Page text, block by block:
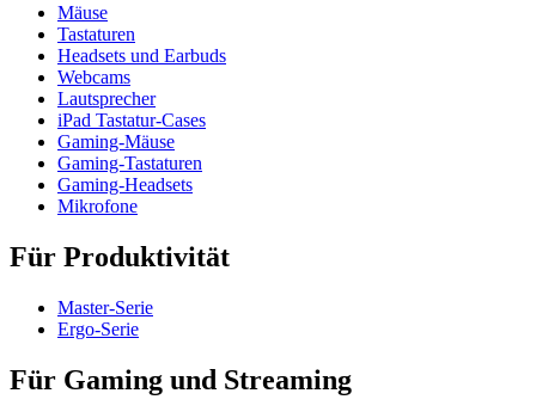
Mäuse
Tastaturen
Headsets und Earbuds
Webcams
Lautsprecher
iPad Tastatur-Cases
Gaming-Mäuse
Gaming-Tastaturen
Gaming-Headsets
Mikrofone
Für Produktivität
Master-Serie
Ergo-Serie
Für Gaming und Streaming